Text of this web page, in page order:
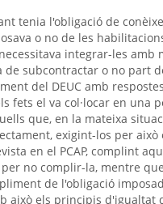
tenia l'obligació de
o no de les
integrar-les amb
de subcontractar o no part
del DEUC amb
fets el va col·locar en una
que, en la mateixa
exigint-los per això
en el PCAP, complint
per no complir-la, mentre
de l'obligació
això els principis d'igualtat